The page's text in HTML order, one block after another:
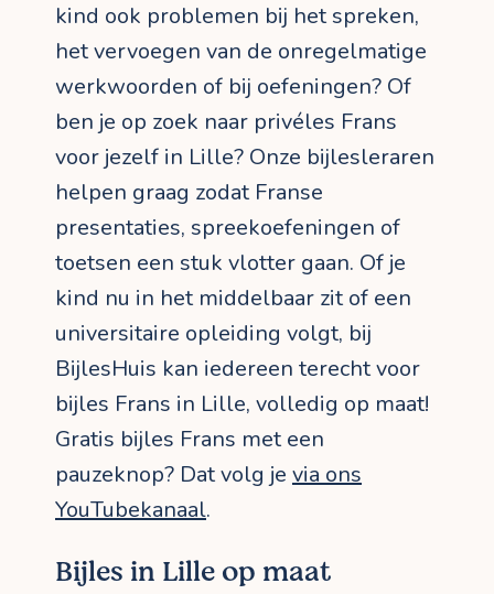
kind ook problemen bij het spreken,
het vervoegen van de onregelmatige
werkwoorden of bij oefeningen? Of
ben je op zoek naar privéles Frans
voor jezelf in Lille? Onze bijlesleraren
helpen graag zodat Franse
presentaties, spreekoefeningen of
toetsen een stuk vlotter gaan. Of je
kind nu in het middelbaar zit of een
universitaire opleiding volgt, bij
BijlesHuis kan iedereen terecht voor
bijles Frans in Lille, volledig op maat!
Gratis bijles Frans met een
pauzeknop? Dat volg je via ons
YouTubekanaal.
Bijles in Lille op maat